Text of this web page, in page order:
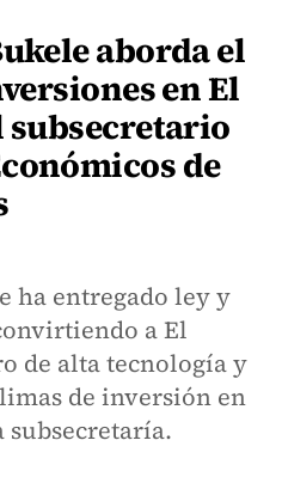
aborda el
en El
subsecretario
de
ha entregado ley y
a El
de alta tecnología y
de inversión en
subsecretaría.